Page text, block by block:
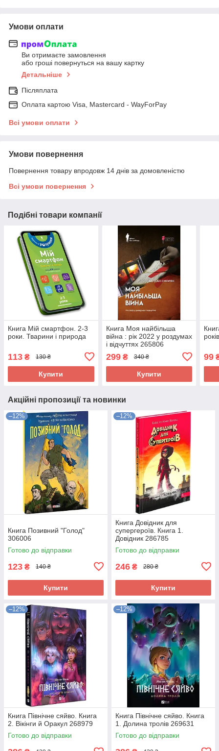
Умови оплати
Ви отримаєте замовлення
або гроші повернуться на вашу картку
Детальніше
Післяплата
Оплата картою Visa, Mastercard - WayForPay
Всі умови оплати
Умови повернення
Повернення товару впродовж 14 днів за домовленістю
Всі умови повернення
Подібні товари компанії
Книга Мій смартфон. 2-3
роки. Тварини і природа
113 ₴ 130 ₴
Купити
Книга Моя найбільша
війна : рік 2022 у роздумах
і відчуттях 265806
299₴ 340 ₴
Купити
99
Акційні пропозиції та новинки
–12%
Книга Позивний "Голод"
306006
Готово до відправки
123 ₴ 140 ₴
Купити
–12%
Книга Довідник для
супергероїв. Книга 1.
Довідник 286785
Готово до відправки
246 ₴ 280 ₴
Купити
–12%
Книга Північне сяйво. Книга
2. Вікінги й Оракул 268979
Готово до відправки
–12%
Книга Північне сяйво. Книга
1. Долина тролів 269631
Готово до відправки